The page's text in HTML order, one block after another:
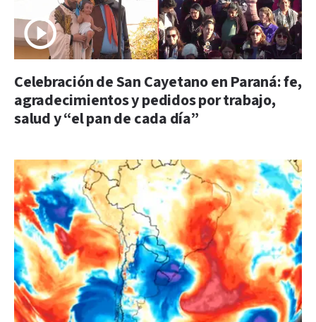
Celebración de San Cayetano en Paraná: fe,
agradecimientos y pedidos por trabajo,
salud y “el pan de cada día”